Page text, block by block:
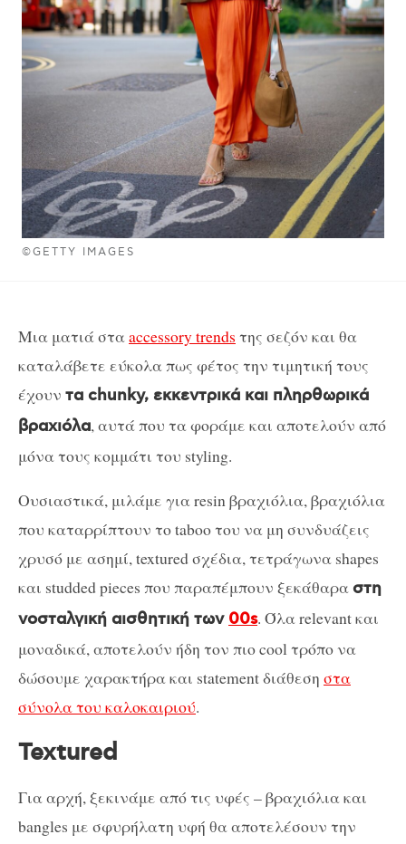
©GETTY IMAGES
Μια ματιά σταaccessory trends της σεζόν και θα
καταλάβετε εύκολα πως φέτος την τιμητική τους
έχουν τα chunky, εκκεντρικά και πληρθωρικά
βραχιόλα, αυτά που τα φοράμε και αποτελούν από
μόνα τους κομμάτι του styling.
Ουσιαστικά, μιλάμε για resin βραχιόλια, βραχιόλια
που καταρρίπτουν το taboo του να μη συνδυάζεις
χρυσό με ασημί, textured σχέδια, τετράγωνα shapes
και studded pieces που παραπέμπουν ξεκάθαρα στη
νοσταλγική αισθητική των 00s. Όλα relevant και
μοναδικά, αποτελούν ήδη τον πιο cool τρόπο να
δώσουμε χαρακτήρα και statement διάθεση στα
σύνολα του καλοκαιριού.
Textured
Για αρχή, ξεκινάμε από τις υφές – βραχιόλια και
bangles με σφυρήλατη υφή θα αποτελέσουν την